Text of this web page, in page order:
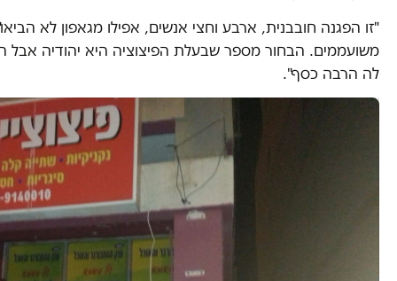
"זו הפגנה חובבנית, ארבע וחצי אנשים, אפילו מגאפון לא
משועממים. הבחור מספר שבעלת הפיצוציה היא יהודיה אבל
לה הרבה כסף".